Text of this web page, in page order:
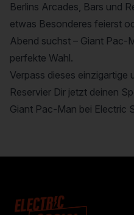
Berlins Arcades, Bars und
etwas Besonderes feierst
Abend suchst – Giant Pac-
perfekte Wahl.
Verpass dieses einzigartige
Reservier Dir jetzt deinen
Giant Pac-Man bei Electric